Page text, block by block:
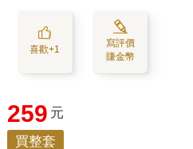
喜歡+1
寫評價
賺金幣
259 元
買整套